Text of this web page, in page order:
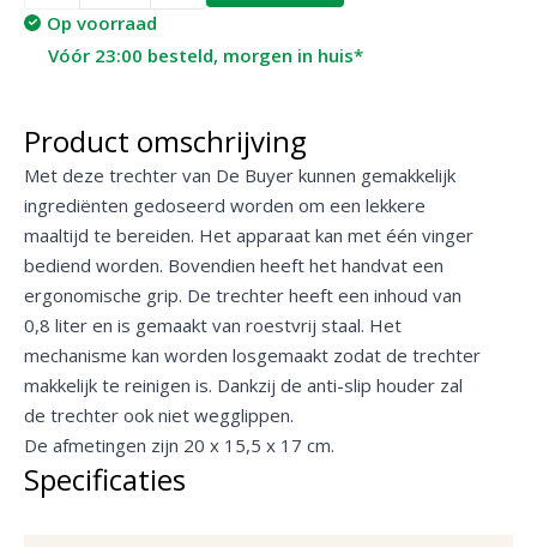
Op voorraad
Vóór 23:00 besteld, morgen in huis*
Product omschrijving
Met deze trechter van De Buyer kunnen gemakkelijk
ingrediënten gedoseerd worden om een lekkere
maaltijd te bereiden. Het apparaat kan met één vinger
bediend worden. Bovendien heeft het handvat een
ergonomische grip. De trechter heeft een inhoud van
0,8 liter en is gemaakt van roestvrij staal. Het
mechanisme kan worden losgemaakt zodat de trechter
makkelijk te reinigen is. Dankzij de anti-slip houder zal
de trechter ook niet wegglippen.
De afmetingen zijn 20 x 15,5 x 17 cm.
Specificaties